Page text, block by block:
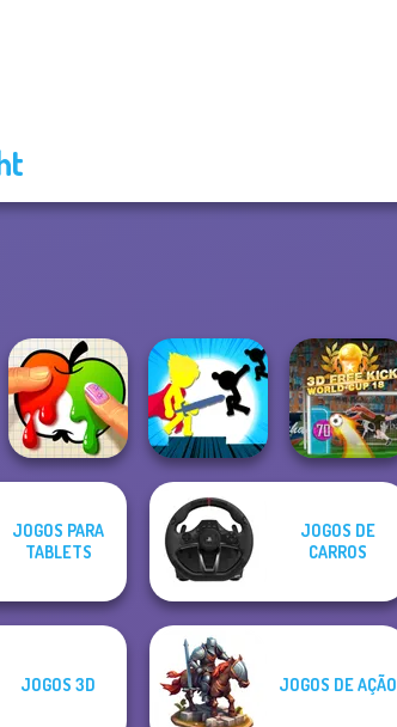
Paint It
Stickman The
Flash
3D Free Kick
World Cup 18
JOGOS PARA
TABLETS
JOGOS DE
CARROS
JOGOS 3D JOGOS DE AÇÃO